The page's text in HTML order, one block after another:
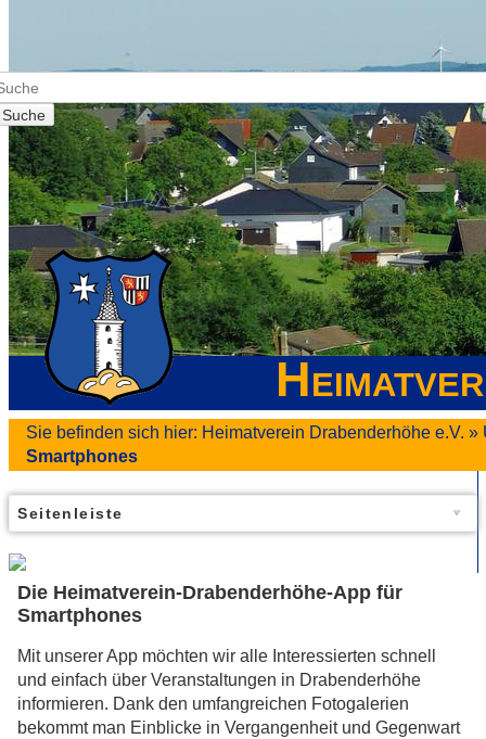
Suche
Sie befinden sich hier: Heimatverein Drabenderhöhe e.V. »
Smartphones
Seitenleiste
Die Heimatverein-Drabenderhöhe-App für
Smartphones
Mit unserer App möchten wir alle Interessierten schnell
und einfach über Veranstaltungen in Drabenderhöhe
informieren. Dank den umfangreichen Fotogalerien
bekommt man Einblicke in Vergangenheit und Gegenwart